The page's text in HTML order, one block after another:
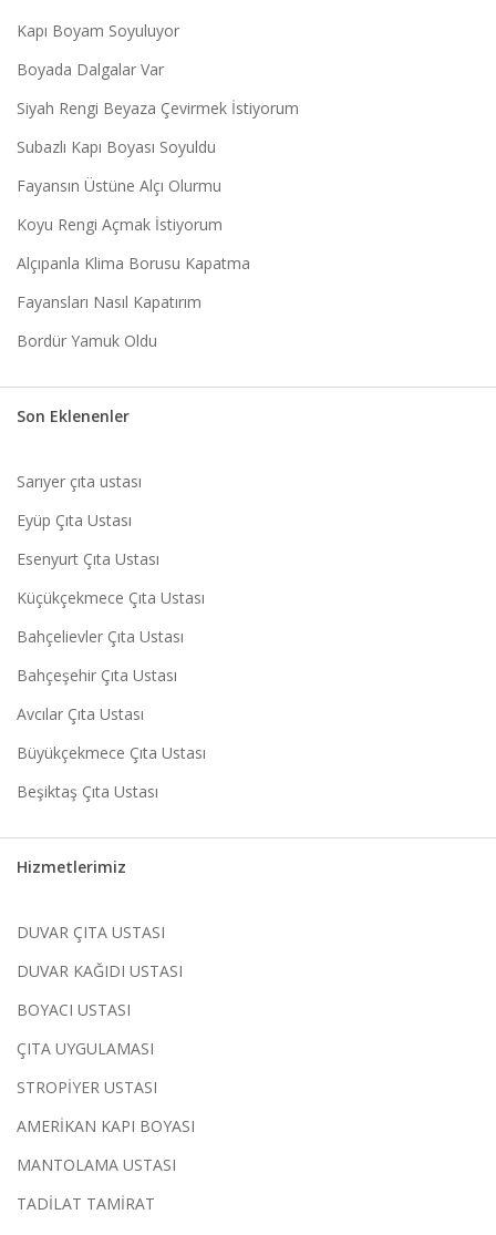
Kapı Boyam Soyuluyor
Boyada Dalgalar Var
Siyah Rengi Beyaza Çevirmek İstiyorum
Subazlı Kapı Boyası Soyuldu
Fayansın Üstüne Alçı Olurmu
Koyu Rengi Açmak İstiyorum
Alçıpanla Klima Borusu Kapatma
Fayansları Nasıl Kapatırım
Bordür Yamuk Oldu
Son Eklenenler
Sarıyer çıta ustası
Eyüp Çıta Ustası
Esenyurt Çıta Ustası
Küçükçekmece Çıta Ustası
Bahçelievler Çıta Ustası
Bahçeşehir Çıta Ustası
Avcılar Çıta Ustası
Büyükçekmece Çıta Ustası
Beşiktaş Çıta Ustası
Hizmetlerimiz
DUVAR ÇITA USTASI
DUVAR KAĞIDI USTASI
BOYACI USTASI
ÇITA UYGULAMASI
STROPİYER USTASI
AMERİKAN KAPI BOYASI
MANTOLAMA USTASI
TADİLAT TAMİRAT